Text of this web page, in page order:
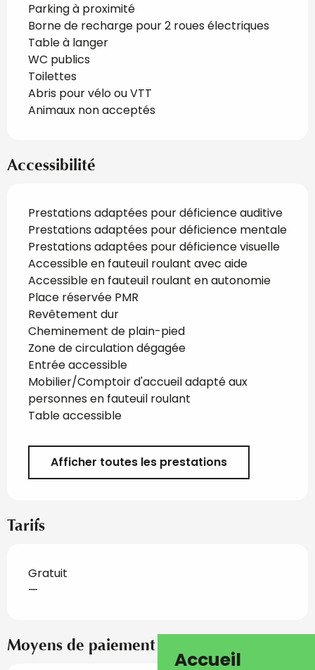
Accueil
Parking à proximité
Borne de recharge pour 2 roues électriques
Table à langer
WC publics
Toilettes
Abris pour vélo ou VTT
Animaux non acceptés
Accessibilité
Prestations adaptées pour déficience auditive
Prestations adaptées pour déficience mentale
Prestations adaptées pour déficience visuelle
Accessible en fauteuil roulant avec aide
Accessible en fauteuil roulant en autonomie
Place réservée PMR
Revêtement dur
Cheminement de plain-pied
Zone de circulation dégagée
Entrée accessible
Mobilier/Comptoir d'accueil adapté aux
personnes en fauteuil roulant
Table accessible
Afficher toutes les prestations
Tarifs
Gratuit
—
Moyens de paiement